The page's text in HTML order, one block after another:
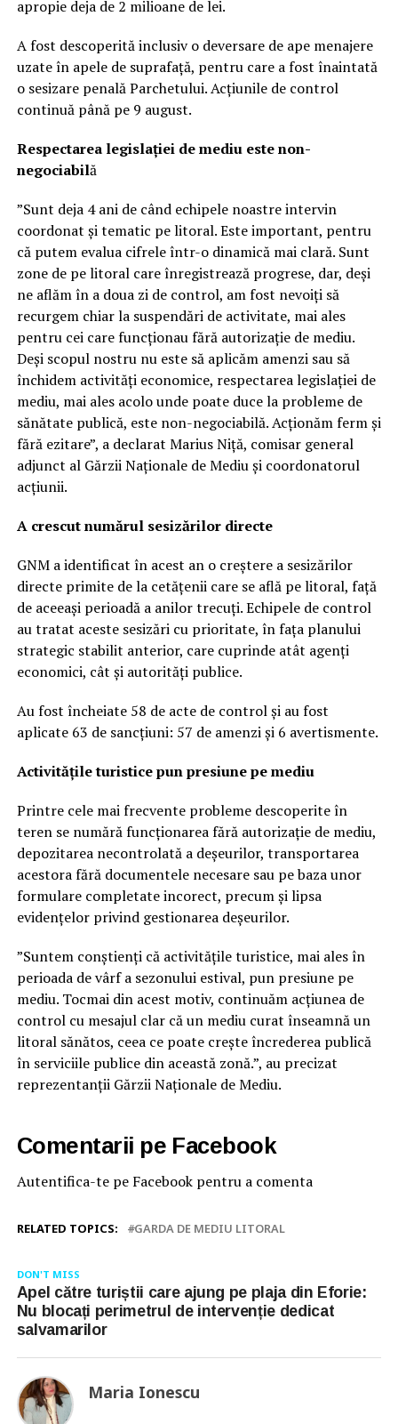
apropie deja de 2 milioane de lei.
A fost descoperită inclusiv o deversare de ape menajere
uzate în apele de suprafață, pentru care a fost înaintată
o sesizare penală Parchetului. Acțiunile de control
continuă până pe 9 august.
Respectarea legislației de mediu este non-
negociabilă
”Sunt deja 4 ani de când echipele noastre intervin
coordonat și tematic pe litoral. Este important, pentru
că putem evalua cifrele într-o dinamică mai clară. Sunt
zone de pe litoral care înregistrează progrese, dar, deși
ne aflăm în a doua zi de control, am fost nevoiți să
recurgem chiar la suspendări de activitate, mai ales
pentru cei care funcționau fără autorizație de mediu.
Deși scopul nostru nu este să aplicăm amenzi sau să
închidem activități economice, respectarea legislației de
mediu, mai ales acolo unde poate duce la probleme de
sănătate publică, este non-negociabilă. Acționăm ferm și
fără ezitare”, a declarat Marius Niță, comisar general
adjunct al Gărzii Naționale de Mediu și coordonatorul
acțiunii.
A crescut numărul sesizărilor directe
GNM a identificat în acest an o creștere a sesizărilor
directe primite de la cetățenii care se află pe litoral, față
de aceeași perioadă a anilor trecuți. Echipele de control
au tratat aceste sesizări cu prioritate, în fața planului
strategic stabilit anterior, care cuprinde atât agenți
economici, cât și autorități publice.
Au fost încheiate 58 de acte de control și au fost
aplicate 63 de sancțiuni: 57 de amenzi și 6 avertismente.
Activitățile turistice pun presiune pe mediu
Printre cele mai frecvente probleme descoperite în
teren se numără funcționarea fără autorizație de mediu,
depozitarea necontrolată a deșeurilor, transportarea
acestora fără documentele necesare sau pe baza unor
formulare completate incorect, precum și lipsa
evidențelor privind gestionarea deșeurilor.
”Suntem conștienți că activitățile turistice, mai ales în
perioada de vârf a sezonului estival, pun presiune pe
mediu. Tocmai din acest motiv, continuăm acțiunea de
control cu mesajul clar că un mediu curat înseamnă un
litoral sănătos, ceea ce poate crește încrederea publică
în serviciile publice din această zonă.”, au precizat
reprezentanții Gărzii Naționale de Mediu.
Comentarii pe Facebook
Autentifica-te pe Facebook pentru a comenta
RELATED TOPICS: GARDA DE MEDIU LITORAL
DON'T MISS
Apel către turiștii care ajung pe plaja din Eforie:
Nu blocați perimetrul de intervenție dedicat
salvamarilor
Maria Ionescu